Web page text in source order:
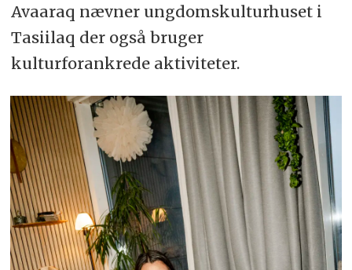
Avaaraq nævner ungdomskulturhuset i
Tasiilaq der også bruger
kulturforankrede aktiviteter.